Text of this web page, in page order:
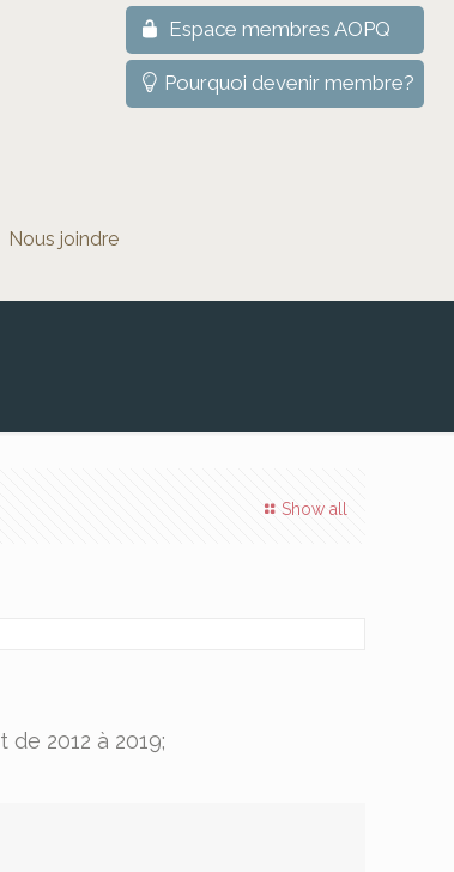
Espace membres AOPQ
Pourquoi devenir membre?
Nous joindre
Show all
2012 à 2019;